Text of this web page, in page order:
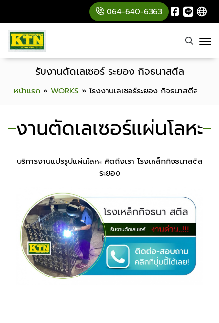
064-640-6363
หน้าแรก » WORKS » โรงงานเลเซอร์ระยอง กิจธนาสตีล
รับงานตัดเลเซอร์ ระยอง กิจธนาสตีล
งานตัดเลเซอร์แผ่นโลหะ
บริการงานแปรรูปแผ่นโลหะ คิดถึงเรา โรงเหล็กกิจธนาสตีล
ระยอง